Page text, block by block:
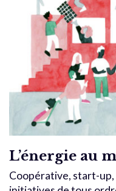
L’énergie au
Coopérative, start-